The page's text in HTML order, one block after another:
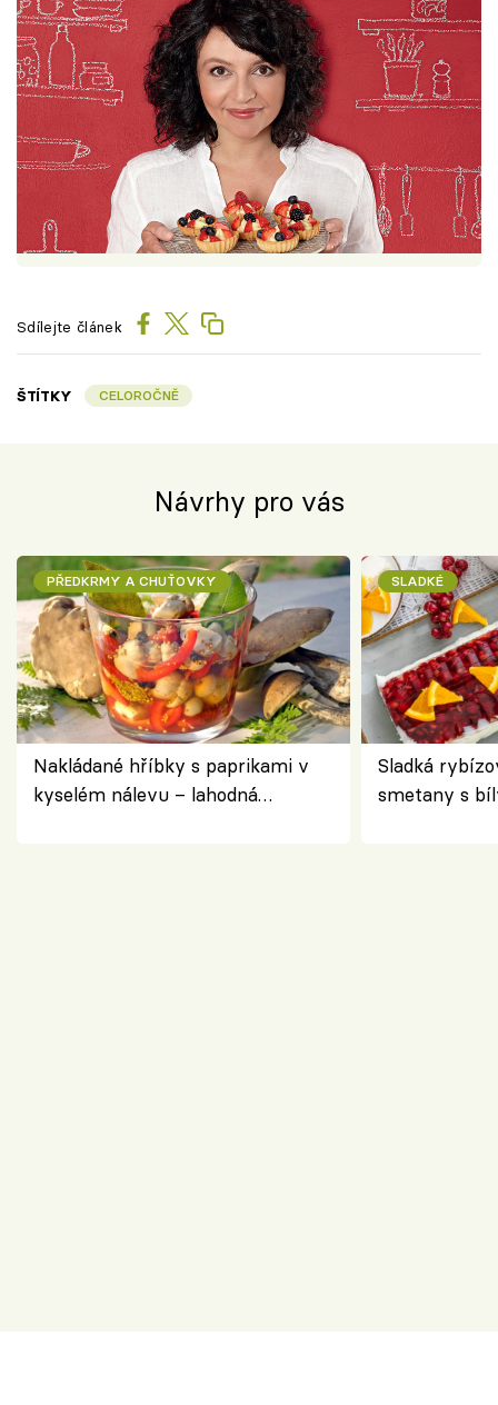
Sdílejte článek
ŠTÍTKY CELOROČNĚ
Návrhy pro vás
PŘEDKRMY A CHUŤOVKY
Nakládané hříbky s paprikami v
kyselém nálevu – lahodná
SLADKÉ
Sladká
smetany s